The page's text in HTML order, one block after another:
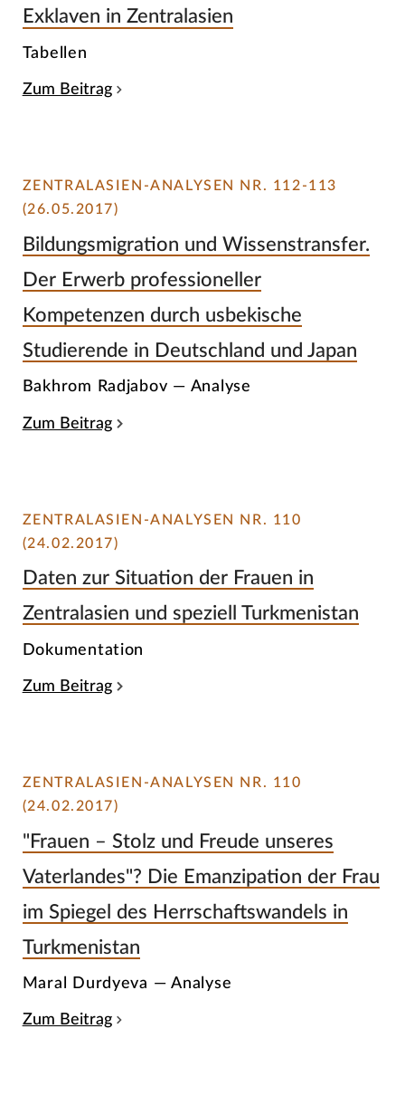
Exklaven in Zentralasien
Tabellen
Zum Beitrag
ZENTRALASIEN-ANALYSEN NR. 112-113
(26.05.2017)
Bildungsmigration und Wissenstransfer.
Der Erwerb professioneller
Kompetenzen durch usbekische
Studierende in Deutschland und Japan
Bakhrom Radjabov — Analyse
Zum Beitrag
ZENTRALASIEN-ANALYSEN NR. 110
(24.02.2017)
Daten zur Situation der Frauen in
Zentralasien und speziell Turkmenistan
Dokumentation
Zum Beitrag
ZENTRALASIEN-ANALYSEN NR. 110
(24.02.2017)
"Frauen – Stolz und Freude unseres
Vaterlandes"? Die Emanzipation der Frau
im Spiegel des Herrschaftswandels in
Turkmenistan
Maral Durdyeva — Analyse
Zum Beitrag